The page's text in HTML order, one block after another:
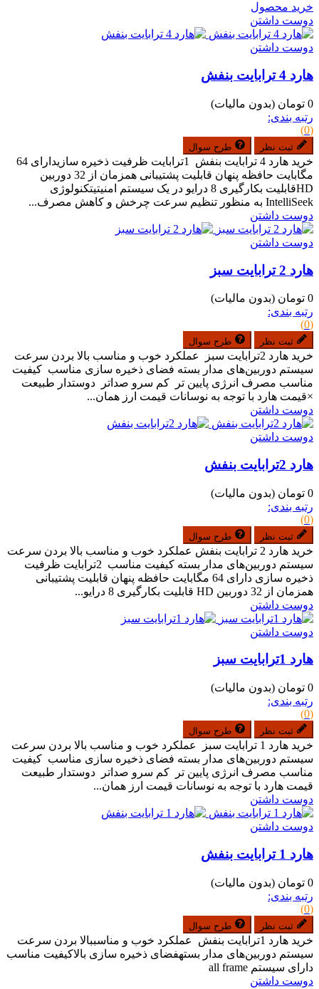
خرید محصول
دوست داشتن
دوست داشتن
هارد 4 ترابایت بنفش
0 تومان
(بدون مالیات)
رتبه بندی:
(0)
ثبت نظر طرح سوال
خرید هارد 4 ترابایت بنفش 1ترابایت ظرفیت ذخیره سازیدارای 64
مگابایت حافظه پنهان قابلیت پشتیبانی همزمان از 32 دوربین
HDقابلیت بکارگیری 8 درایو در یک سیستم امنیتیتکنولوژی
IntelliSeek به منظور تنظیم سرعت چرخش و کاهش مصرف...
دوست داشتن
دوست داشتن
هارد 2 ترابایت سبز
0 تومان
(بدون مالیات)
رتبه بندی:
(0)
ثبت نظر طرح سوال
خرید هارد 2ترابایت سبز عملکرد خوب و مناسب بالا بردن سرعت
سیستم دوربین‌های مدار بسته فضای ذخیره سازی مناسب کیفیت
مناسب مصرف انرژی پایین تر کم سرو صداتر دوستدار طبیعت
×قیمت هارد با توجه به نوسانات قیمت ارز همان...
دوست داشتن
دوست داشتن
هارد 2ترابایت بنفش
0 تومان
(بدون مالیات)
رتبه بندی:
(0)
ثبت نظر طرح سوال
خرید هارد 2 ترابایت بنفش عملکرد خوب و مناسب بالا بردن سرعت
سیستم دوربین‌های مدار بسته کیفیت مناسب 2ترابایت ظرفیت
ذخیره سازی دارای 64 مگابایت حافظه پنهان قابلیت پشتیبانی
همزمان از 32 دوربین HD قابلیت بکارگیری 8 درایو...
دوست داشتن
دوست داشتن
هارد 1ترابایت سبز
0 تومان
(بدون مالیات)
رتبه بندی:
(0)
ثبت نظر طرح سوال
خرید هارد 1 ترابایت سبز عملکرد خوب و مناسب بالا بردن سرعت
سیستم دوربین‌های مدار بسته فضای ذخیره سازی مناسب کیفیت
مناسب مصرف انرژی پایین تر کم سرو صداتر دوستدار طبیعت
قیمت هارد با توجه به نوسانات قیمت ارز همان...
دوست داشتن
دوست داشتن
هارد 1 ترابایت بنفش
0 تومان
(بدون مالیات)
رتبه بندی:
(0)
ثبت نظر طرح سوال
خرید هارد 1ترابایت بنفش عملکرد خوب و مناسببالا بردن سرعت
سیستم دوربین‌های مدار بستهفضای ذخیره سازی بالاکیفیت مناسب
دارای سیستم all frame
دوست داشتن